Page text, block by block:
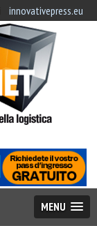
innovativepress.eu
MENU